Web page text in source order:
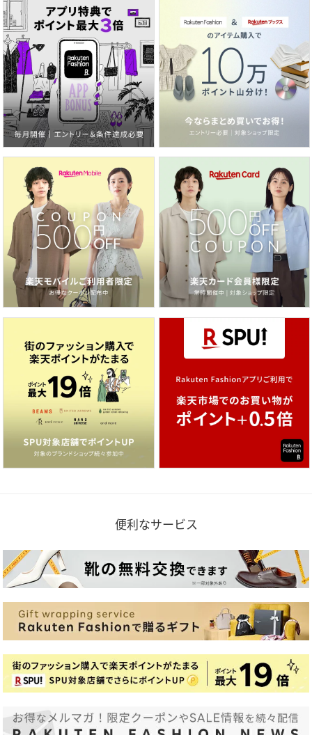
便利なサービス